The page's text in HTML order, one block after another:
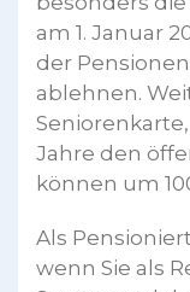
am 1. Januar
der
ablehnen.
Jahre den
können um
Als
wenn Sie als